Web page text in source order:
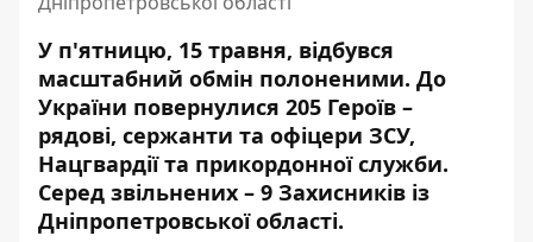
У п'ятницю, 15 травня, відбувся
масштабний обмін полоненими. До
України повернулися 205 Героїв –
рядові, сержанти та офіцери ЗСУ,
Нацгвардії та прикордонної служби.
Серед звільнених – 9 Захисників із
Дніпропетровської області.